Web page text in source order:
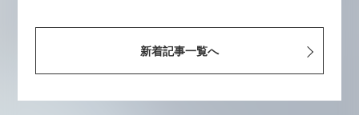
新着記事一覧へ